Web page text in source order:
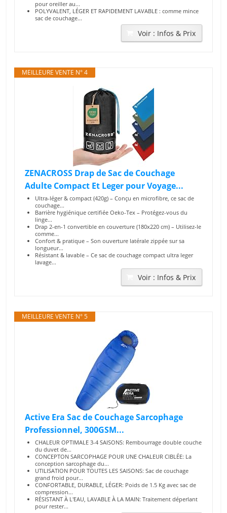
pour oreiller au...
POLYVALENT, LÉGER ET RAPIDEMENT LAVABLE : comme mince
sac de couchage...
Voir : Infos & Prix
MEILLEURE VENTE N° 4
ZENACROSS Drap de Sac de Couchage
Adulte Compact Et Leger pour Voyage...
Ultra-léger & compact (420g) – Conçu en microfibre, ce sac de
couchage...
Barrière hygiénique certifiée Oeko-Tex – Protégez-vous du
linge...
Drap 2-en-1 convertible en couverture (180x220 cm) – Utilisez-le
comme...
Confort & pratique – Son ouverture latérale zippée sur sa
longueur...
Résistant & lavable – Ce sac de couchage compact ultra leger
lavage...
Voir : Infos & Prix
MEILLEURE VENTE N° 5
Active Era Sac de Couchage Sarcophage
Professionnel, 300GSM...
CHALEUR OPTIMALE 3-4 SAISONS: Rembourrage double couche
du duvet de...
CONCEPTON SARCOPHAGE POUR UNE CHALEUR CIBLÉE: La
conception sarcophage du...
UTILISATION POUR TOUTES LES SAISONS: Sac de couchage
grand froid pour...
CONFORTABLE, DURABLE, LÉGER: Poids de 1.5 Kg avec sac de
compression...
RÉSISTANT À L'EAU, LAVABLE À LA MAIN: Traitement déperlant
pour rester...